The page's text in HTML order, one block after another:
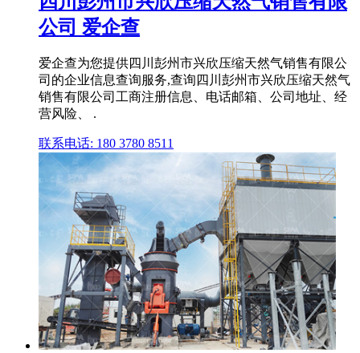
公司 爱企查
爱企查为您提供四川彭州市兴欣压缩天然气销售有限公
司的企业信息查询服务,查询四川彭州市兴欣压缩天然气
销售有限公司工商注册信息、电话邮箱、公司地址、经
营风险、 .
联系电话: 180 3780 8511